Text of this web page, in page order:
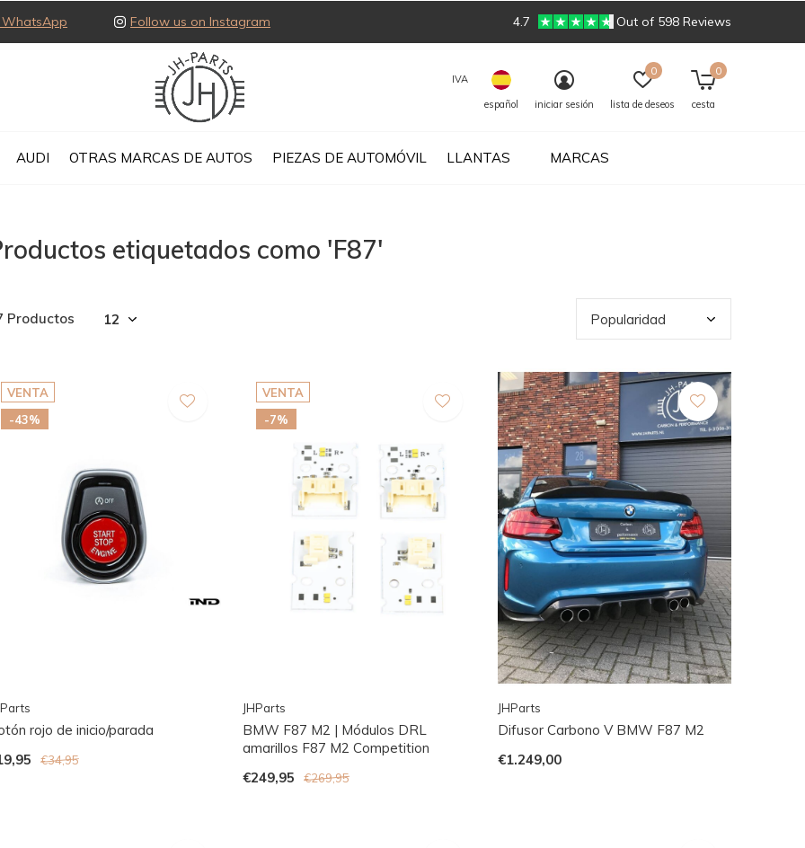
AUDI OTRAS MARCAS DE AUTOS PIEZAS DE AUTOMÓVIL LLANTAS MARCAS
IVA
español
iniciar sesión lista de deseos
0
cesta
0
Follow us on Instagram 4.7 Out of 598 Reviews
etiquetados como 'F87'
Productos
VENTA
-43%
rojo de inicio/parada
€34,95
VENTA
-7%
JHParts
BMW F87 M2 | Módulos DRL
amarillos F87 M2 Competition
€249,95
€269,95
JHParts
Difusor Carbono V BMW F87 M2
€1.249,00